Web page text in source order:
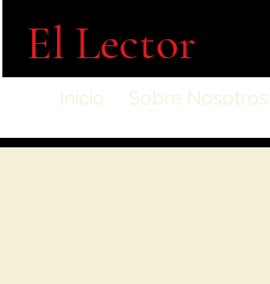
El Lector
Inicio Sobre Nosotros